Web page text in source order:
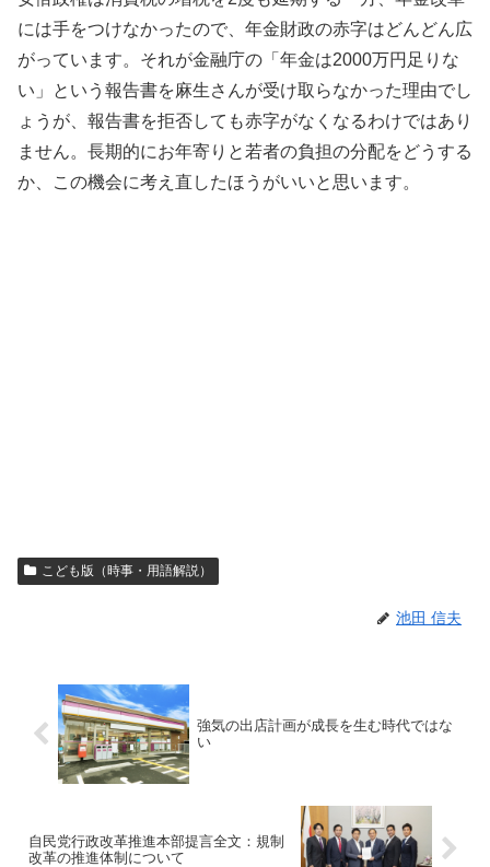
には手をつけなかったので、年金財政の赤字はどんどん広
がっています。それが金融庁の「年金は2000万円足りな
い」という報告書を麻生さんが受け取らなかった理由でし
ょうが、報告書を拒否しても赤字がなくなるわけではあり
ません。長期的にお年寄りと若者の負担の分配をどうする
か、この機会に考え直したほうがいいと思います。
こども版（時事・用語解説）
池田 信夫
強気の出店計画が成長を生む時代ではな
い
自民党行政改革推進本部提言全文：規制
改革の推進体制について